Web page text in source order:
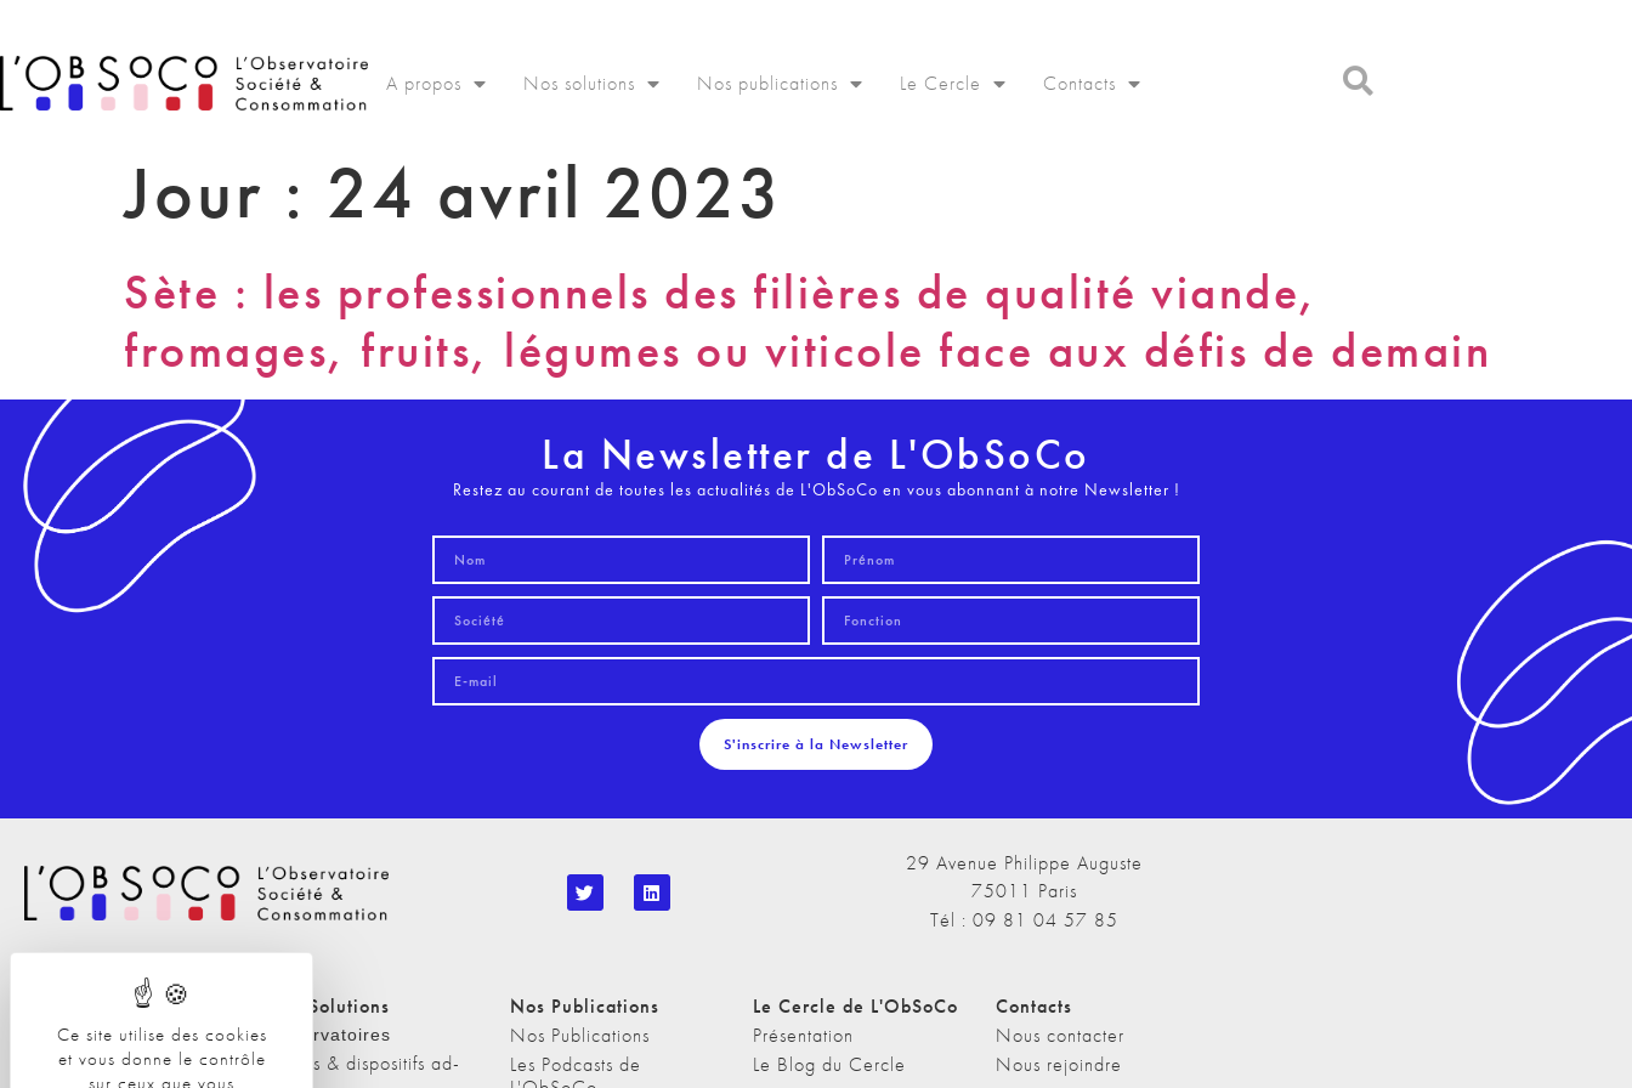
Ce site utilise des cookies
et vous donne le contrôle
sur ceux que vous
A propos Nos solutions Nos publications Le Cercle Contacts
Jour : 24 avril 2023
Sète : les professionnels des filières de qualité viande,
fromages, fruits, légumes ou viticole face aux défis de demain
La Newsletter de L'ObSoCo
Restez au courant de toutes les actualités de L'ObSoCo en vous abonnant à notre Newsletter !
S'inscrire à la Newsletter
29 Avenue Philippe Auguste
75011 Paris
Tél : 09 81 04 57 85
Nos Solutions
A propos
L'équipe
Nos Solutions
Observatoires
Etudes & dispositifs ad-
Nos Publications
Nos Publications
Les Podcasts de
Le Cercle de L'ObSoCo
Présentation
Le Blog du Cercle
Contacts
Nous contacter
Nous rejoindre